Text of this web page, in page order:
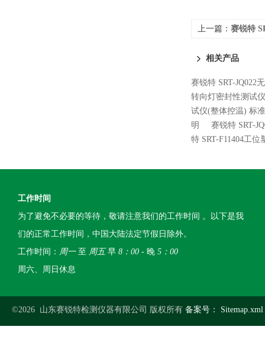
上一篇： 赛锐特
相关产品
赛锐特 SRT-JQ022
转向灯密封性测试
试仪(整体控温) 标准
明
赛锐特 SRT-
特 SRT-F11404工
工作时间
为了避免不必要的等待，敬请注意我们的工作时间 。以下是我
们的正常工作时间，中国大陆法定节假日除外。
工作时间： 周一至 周五早 8：00 - 晚 5：00
周六、周日休息
©2026 山东赛锐特检测仪器有限公司 版权所有 备案号： Sitemap.xml